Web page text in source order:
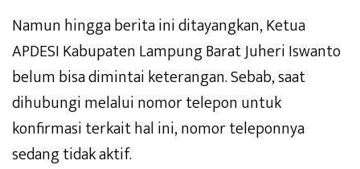
Namun hingga berita ini ditayangkan, Ketua
APDESI Kabupaten Lampung Barat Juheri Iswanto
belum bisa dimintai keterangan. Sebab, saat
dihubungi melalui nomor telepon untuk
konfirmasi terkait hal ini, nomor teleponnya
sedang tidak aktif.